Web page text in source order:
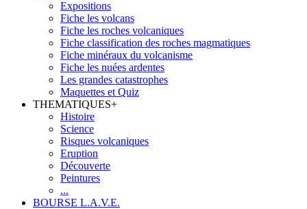
Expositions
Fiche les volcans
Fiche les roches volcaniques
Fiche classification des roches magmatiques
Fiche minéraux du volcanisme
Fiche les nuées ardentes
Les grandes catastrophes
Maquettes et Quiz
THEMATIQUES+
Histoire
Science
Risques volcaniques
Eruption
Découverte
Peintures
...
BOURSE L.A.V.E.